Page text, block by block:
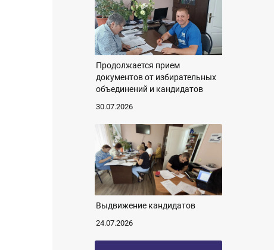
Продолжается прием
документов от избирательных
объединений и кандидатов
30.07.2026
Выдвижение кандидатов
24.07.2026